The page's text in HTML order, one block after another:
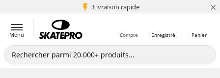
Livraison rapide
+5 mio de clients ×
Menu Panier
Enregistré
Compte